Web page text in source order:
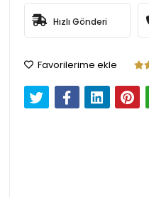
Hızlı Gönderi
Favorilerime ekle